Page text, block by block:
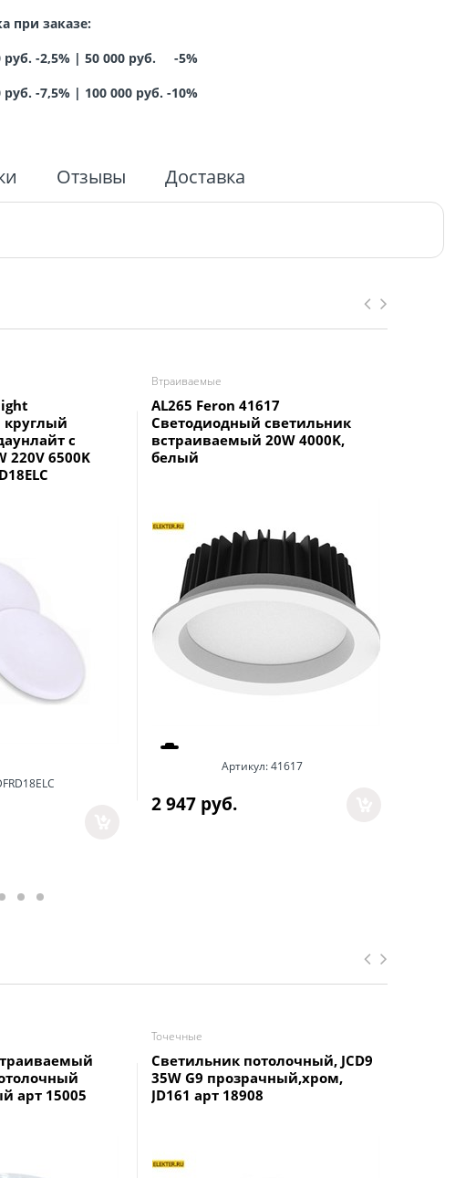
при заказе:
руб. -2,5% | 50 000 руб. -5%
руб. -7,5%| 100 000 руб. -10%
Отзывы Доставка
с
220V 6500K
Втраиваемые
AL265 Feron 41617
Светодиодный светильник
встраиваемый 20W 4000K,
белый
Артикул:41617
2 947 руб.
арт 15005
Точечные
Светильник потолочный, JCD9
35W G9 прозрачный,хром,
JD161 арт 18908